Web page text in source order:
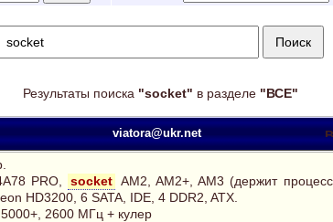
Результаты поиска "socket" в разделе "ВСЕ"
viatora@ukr.net
PRO,
socket AM2, AM2+, AM3 (держит
HD3200, 6 SATA, IDE, 4 DDR2, ATX.
2600 МГц + кулер